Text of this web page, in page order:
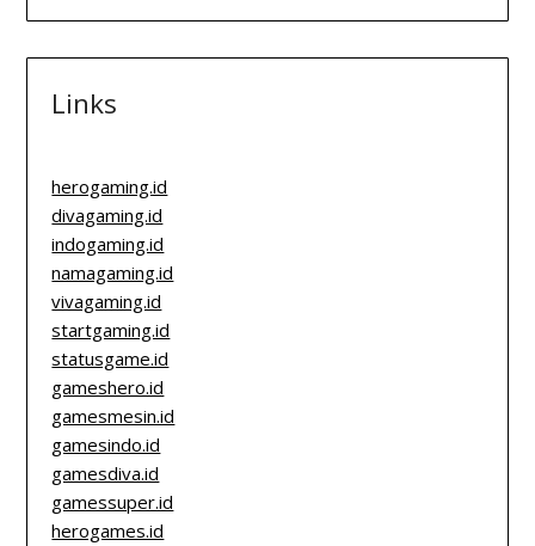
Links
herogaming.id
divagaming.id
indogaming.id
namagaming.id
vivagaming.id
startgaming.id
statusgame.id
gameshero.id
gamesmesin.id
gamesindo.id
gamesdiva.id
gamessuper.id
herogames.id